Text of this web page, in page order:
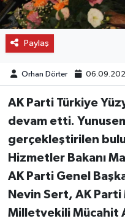
Paylaş
Orhan Dörter
AK Parti Türkiye
devam etti.
gerçekleştirilen
Hizmetler Bakanı
AK Parti Genel
Nevin Sert, AK Parti
Milletvekili Mücahit